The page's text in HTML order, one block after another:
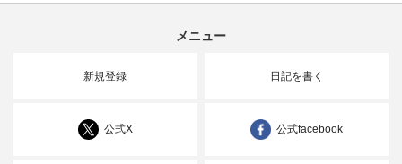
メニュー
新規登録 日記を書く
公式X 公式facebook